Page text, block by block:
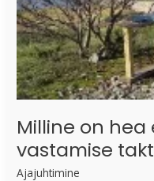
Milline on
vastamise
Ajajuhtimine